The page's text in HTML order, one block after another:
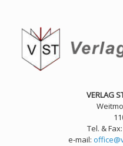
springen
VERLAG
Tel. &
e-mail: